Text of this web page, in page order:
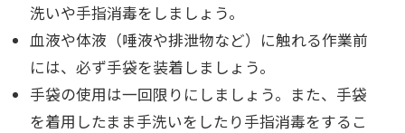
洗いや手指消毒をしましょう。
血液や体液（唾液や排泄物など）に触れる作業前
には、必ず手袋を装着しましょう。
手袋の使用は一回限りにしましょう。また、手袋
を着用したまま手洗いをしたり手指消毒をするこ